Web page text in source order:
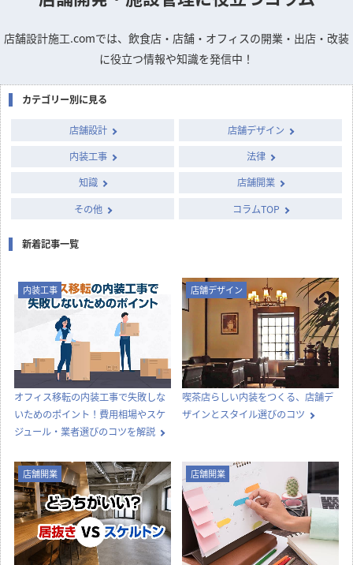
店舗デザインのお悩みや疑問を
店舗開発・施設管理に 役立つコラム
店舗設計施工.comでは、飲食店・店舗・オフィスの開業・出店・改装
店舗設計
店舗デザイン
内装工事
法律
知識
店舗開業
その他
コラムTOP
新着記事一覧
内装工事 店舗デザイン